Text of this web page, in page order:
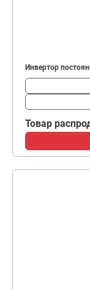
Инвертор
Товар